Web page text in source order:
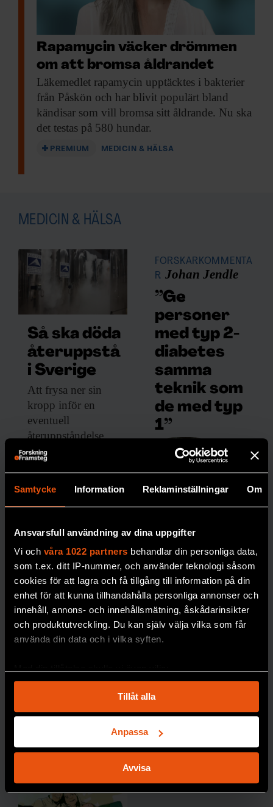
Samtycke Information Reklaminställningar Om
Ansvarsfull användning av dina uppgifter
Vi och våra 1022 partners behandlar din personliga data,
som t.ex. ditt IP-nummer, och använder teknologi såsom
cookies för att lagra och få tillgång till information på din
enhet för att kunna tillhandahålla personliga annonser och
innehåll, annons- och innehållsmätning, åskådarinsikter
och produktutveckling. Du kan själv välja vilka som får
använda din data och i vilka syften.
som kan ha en noggrannhet på upp till flera meter
Identifiera din enhet genom att aktivt skanna den
för specifika kännetecken (fingeravtryck)
Ta reda på mer om hur dina personliga uppgifter
helst från cookie-förklaringen.
Tillåt alla
Anpassa
Avvisa
Rapamycin väcker drömmen
om att bromsa åldrandet
Läkemedlet rapamycin upptäcktes i bakterier
från Påskön och har blivit populärt bland
kändisar som vill bromsa sitt åldrande. Nu ska
det testas på 580 hundar.
PREMIUM MEDICIN & HÄLSA
MEDICIN & HÄLSA
Så ska döda
återuppstå
i Sverige
Att frysa ner sin
kropp inför en
eventuell
återuppståndelse
kostar drygt två
miljoner kronor. Nu
djupfrysta människor
i norra Sverige.
PREMIUM
DÖDLIGHET
FORSKARKOMMENTA
R Johan Jendle
”Ge
personer
med typ 2-
diabetes
samma
teknik som
de med typ
1”
inte
erbjuds
löpand
e
blodso
cker
blir
dyrare i
längde
n,
en